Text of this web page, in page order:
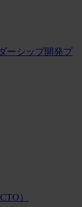
ーシップ開発プ
）